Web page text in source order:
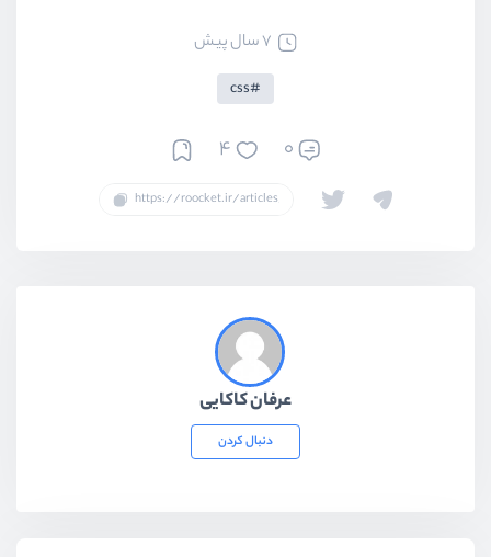
7 سال پیش
css
0
4
عرفان کاکایی
دنبال کردن